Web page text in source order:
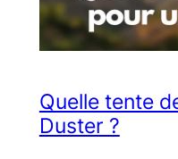
Quelle tente
Duster ?